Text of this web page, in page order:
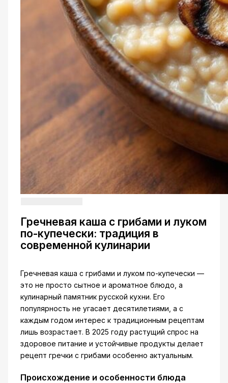
Гречневая каша с грибами и луком
по-купечески: традиция в
современной кулинарии
Гречневая каша с грибами и луком по-купечески —
это не просто сытное и ароматное блюдо, а
кулинарный памятник русской кухни. Его
популярность не угасает десятилетиями, а с
каждым годом интерес к традиционным рецептам
лишь возрастает. В 2025 году растущий спрос на
здоровое питание и устойчивые продукты делает
рецепт гречки с грибами особенно актуальным.
Происхождение и особенности блюда